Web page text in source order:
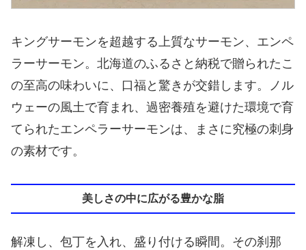
キングサーモンを超越する上質なサーモン、エンペ
ラーサーモン。北海道のふるさと納税で贈られたこ
の至高の味わいに、口福と驚きが交錯します。ノル
ウェーの風土で育まれ、過密養殖を避けた環境で育
てられたエンペラーサーモンは、まさに究極の刺身
の素材です。
美しさの中に広がる豊かな脂
解凍し、包丁を入れ、盛り付ける瞬間。その刹那